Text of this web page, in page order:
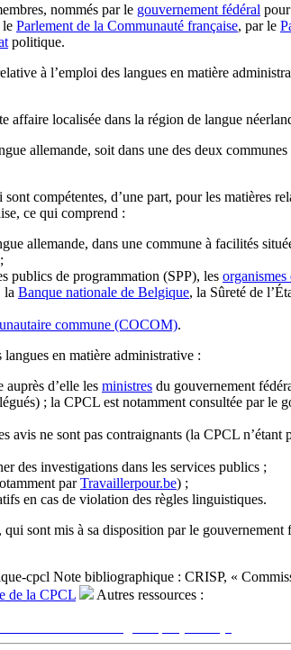
nommés par le gouvernement fédéral
le Parlement de la Communauté française, par le
politique.
à l’emploi des langues en matière
localisée dans la région de langue
allemande, soit dans une des deux
compétentes, d’une part, pour les matières
ce qui comprend :
allemande, dans une commune à facilités
publics de programmation (SPP), les
la Banque nationale de Belgique, la Sûreté de
commune (COCOM).
en matière administrative :
d’elle les ministres du gouvernement
; la CPCL est notamment consultée par le
avis ne sont pas contraignants (la CPCL n’étant
des investigations dans les services publics ;
parTravaillerpour.be) ;
en cas de violation des règles linguistiques.
sont mis à sa disposition par le
cpcl Note bibliographique : CRISP, «
de la CPCL
Autres ressources :